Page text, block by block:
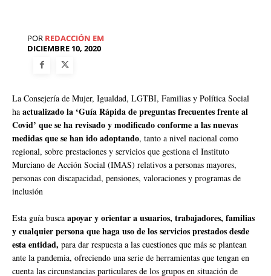
POR REDACCIÓN EM
DICIEMBRE 10, 2020
La Consejería de Mujer, Igualdad, LGTBI, Familias y Política Social
ha actualizado la ‘Guía Rápida de preguntas frecuentes frente al
Covid’ que se ha revisado y modificado conforme a las nuevas
medidas que se han ido adoptando, tanto a nivel nacional como
regional, sobre prestaciones y servicios que gestiona el Instituto
Murciano de Acción Social (IMAS) relativos a personas mayores,
personas con discapacidad, pensiones, valoraciones y programas de
inclusión
Esta guía busca apoyar y orientar a usuarios, trabajadores, familias
y cualquier persona que haga uso de los servicios prestados desde
esta entidad, para dar respuesta a las cuestiones que más se plantean
ante la pandemia, ofreciendo una serie de herramientas que tengan en
cuenta las circunstancias particulares de los grupos en situación de